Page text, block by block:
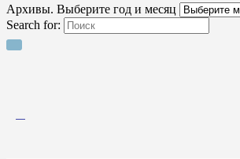
Архивы. Выберите год и месяц
Search for: